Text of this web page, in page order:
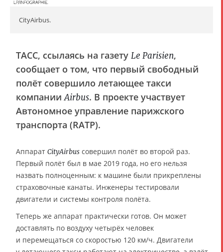
CityAirbus.
ТАСС, ссылаясь на газету Le Parisien,
сообщает о том, что первый свободный
полёт совершило летающее такси
компанииAirbus. В проекте участвует
Автономное управление парижского
транспорта (RATP).
Аппарат CityAirbus совершил полёт во второй раз.
Первый полёт был в мае 2019 года, но его нельзя
назвать полноценным: к машине были прикреплены
страховочные канаты. Инженеры тестировали
двигатели и системы контроля полёта.
Теперь же аппарат практически готов. Он может
доставлять по воздуху четырёх человек
и перемещаться со скоростью 120 км/ч. Двигатели